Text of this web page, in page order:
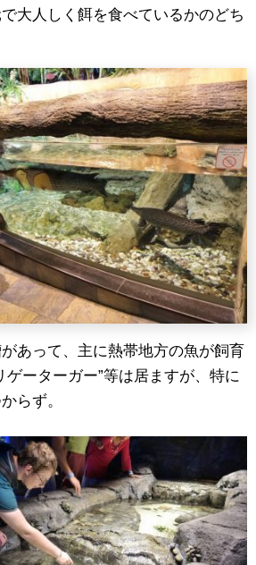
大人しく餌を食べているかのどち
あって、主に熱帯地方の魚が飼育
ゲーターガー”等は居ますが、特に
らず。